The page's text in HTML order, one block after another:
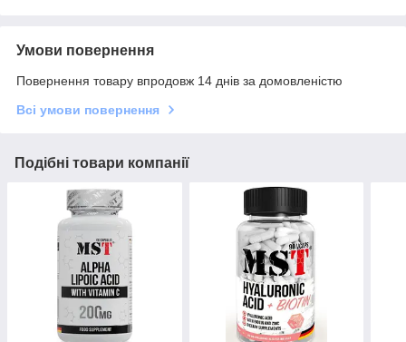
Умови повернення
Повернення товару впродовж 14 днів за домовленістю
Всі умови повернення
Подібні товари компанії